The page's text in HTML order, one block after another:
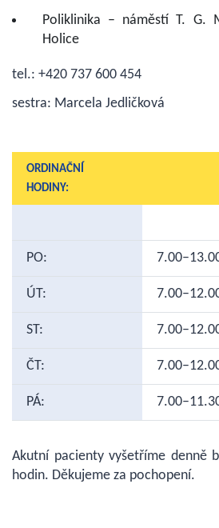
Poliklinika – náměstí T. G.
Holice
tel.: +420 737 600 454
sestra: Marcela Jedličková
ORDINAČNÍ
HODINY:
PO:
ÚT:
ST:
ČT:
PÁ:
Akutní pacienty vyšetříme denně
hodin. Děkujeme za pochopení.